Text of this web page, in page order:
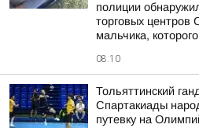
полиции
торговых
мальчика,
08:10
Тольяттинский
Спартакиады
путевку на